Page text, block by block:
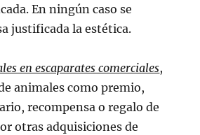
En ningún caso se
justificada la estética.
en escaparates comerciales,
animales como premio,
recompensa o regalo de
otras adquisiciones de